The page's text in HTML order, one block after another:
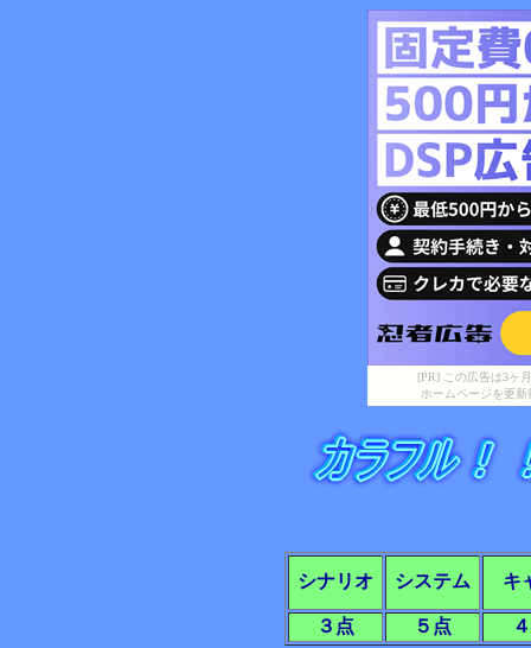
[PR] この広告は3ヶ
ホームページを更
シナリオ システム キ
３点 ５点